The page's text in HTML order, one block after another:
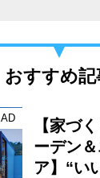
おすすめ記
AD
【家づ
ーデン
ア】“い